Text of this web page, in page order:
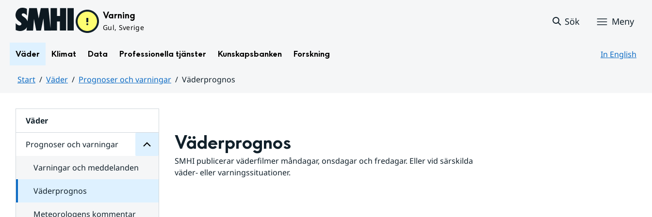
Hoppa till sidans innehåll Varning
Gul, Sverige
Sök Meny
Väder Klimat Data Professionella tjänster Kunskapsbanken Forskning In English
Start Väder Prognoser och varningar
Väderprognos
Väder
Prognoser och varningar
för
varningar
Varningar och meddelanden
Väderprognos
Meteorologens kommentar
Väderprognos
SMHI publicerar väderfilmer måndagar, onsdagar och fredagar. Eller vid särskilda
väder- eller varningssituationer.